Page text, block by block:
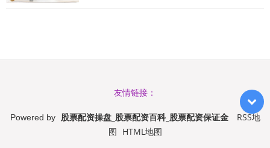
友情链接：
Powered by 股票配资操盘_股票配资百科_股票配资保证金
RSS地
图 HTML地图